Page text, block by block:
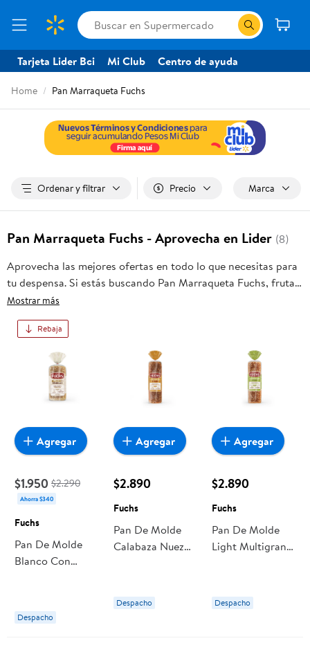
Tarjeta Lider Bci Mi Club Centro de ayuda
Home Pan Marraqueta Fuchs
Ordenar y filtrar Precio Marca
Pan Marraqueta Fuchs - Aprovecha en Lider (8)
Aprovecha las mejores ofertas en todo lo que necesitas para
tu despensa. Si estás buscando Pan Marraqueta Fuchs, frutas
frescas, carnes, pan o productos para el hogar, aquí lo
despacho a domicilio o retiro en tienda, y haz que esta
oportunidad sea realmente conveniente para ti y tu familia.
Mostrar más
Rebaja
$1.950 $2.290
Ahorra $340
Fuchs
Pan De Molde
Blanco Con
Despacho
Agregar
$2.890
Fuchs
Pan De Molde
Calabaza Nuez
Despacho
Agregar
$2.890
Fuchs
Pan De Molde
Light Multigrano
Despacho
Agregar